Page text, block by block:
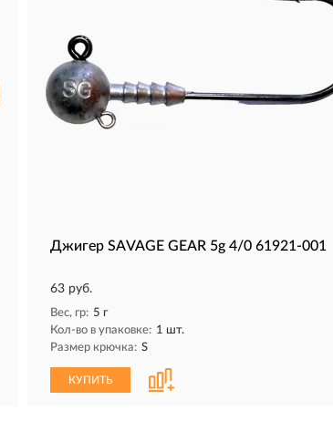
Джигер SAVAGE GEAR 5g 4/0 61921-001
63 руб.
Вес, гр: 5 г
Кол-во в упаковке: 1 шт.
Размер крючка: S
КУПИТЬ